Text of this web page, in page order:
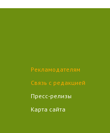
Рекламодателям
Связь с редакцией
Пресс-релизы
Карта сайта